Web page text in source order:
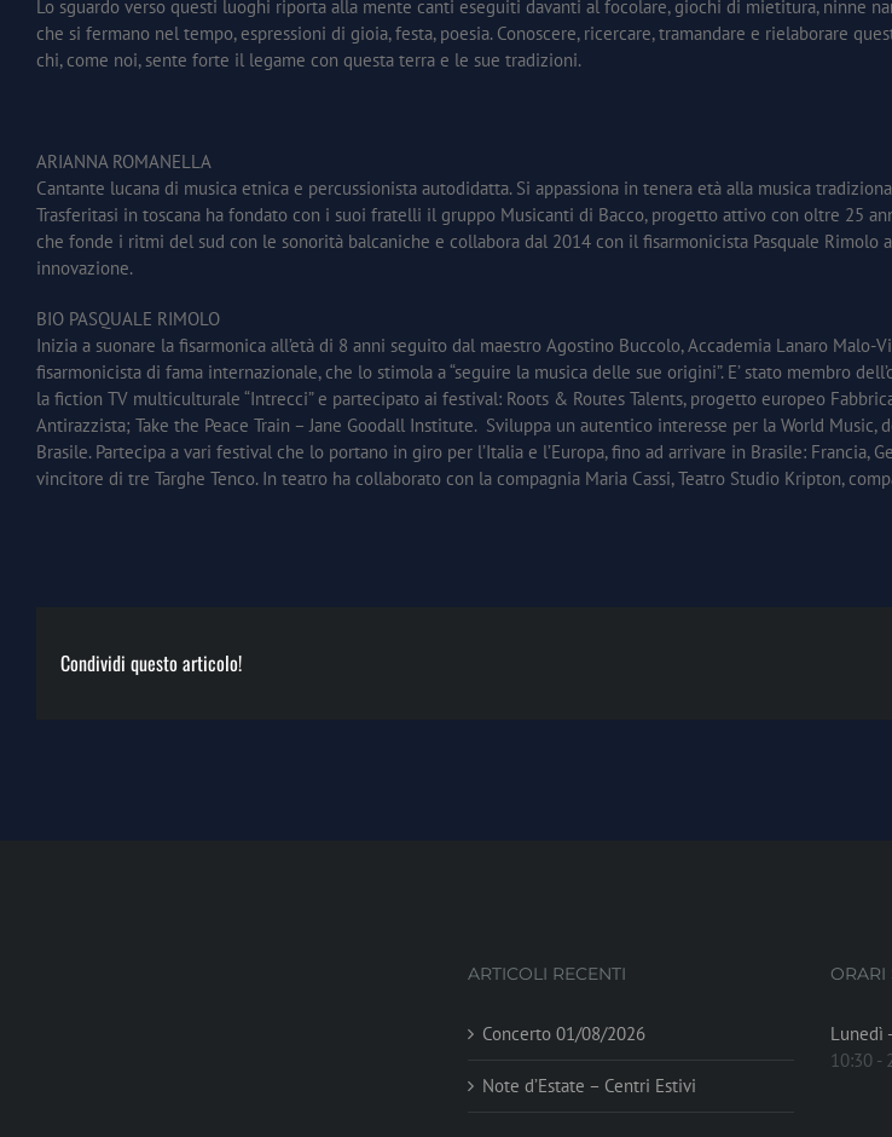
Lo sguardo verso questi luoghi riporta alla mente canti eseguiti davanti al focolare, giochi di mietitura, ninne
che si fermano nel tempo, espressioni di gioia, festa, poesia. Conoscere, ricercare, tramandare e rielaborare
chi, come noi, sente forte il legame con questa terra e le sue tradizioni.
ARIANNA ROMANELLA
Cantante lucana di musica etnica e percussionista autodidatta. Si appassiona in tenera età alla musica
Trasferitasi in toscana ha fondato con i suoi fratelli il gruppo Musicanti di Bacco, progetto attivo con oltre 25
che fonde i ritmi del sud con le sonorità balcaniche e collabora dal 2014 con il fisarmonicista Pasquale
innovazione.
BIO PASQUALE RIMOLO
Inizia a suonare la fisarmonica all’età di 8 anni seguito dal maestro Agostino Buccolo, Accademia Lanaro Malo-
fisarmonicista di fama internazionale, che lo stimola a “seguire la musica delle sue origini”. E’ stato membro
la fiction TV multiculturale “Intrecci” e partecipato ai festival: Roots & Routes Talents, progetto europeo
Antirazzista; Take the Peace Train – Jane Goodall Institute. Sviluppa un autentico interesse per la World
Brasile. Partecipa a vari festival che lo portano in giro per l’Italia e l’Europa, fino ad arrivare in Brasile: Francia,
vincitore di tre Targhe Tenco. In teatro ha collaborato con la compagnia Maria Cassi, Teatro Studio Kripton,
Condividi questo articolo!
ARTICOLI RECENTI
Concerto 01/08/2026
Note d’Estate – Centri Estivi
ORARI
Lunedì
10:30 -